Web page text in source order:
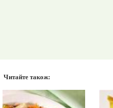
Читайте також: